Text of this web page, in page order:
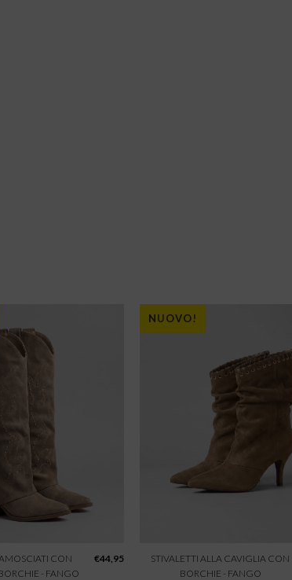
CON
- FANGO
€44,95
NUOVO!
STIVALETTI ALLA CAVIGLIA CON
BORCHIE - FANGO